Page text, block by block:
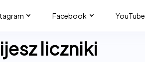
Facebook YouTube
liczniki